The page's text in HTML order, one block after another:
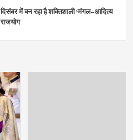
दिसंबर में बन रहा है शक्तिशाली ‘मंगल–आदित्य
राजयोग